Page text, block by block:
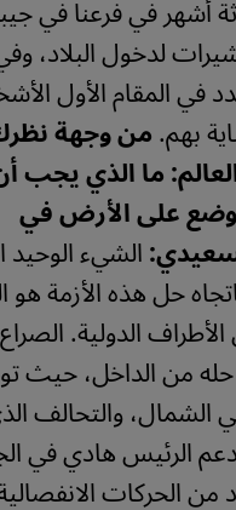
أشهر في فرعنا في
لدخول البلاد،
في المقام الأول
بهم.من وجهة
ما الذي
على الأرض في
الشيء الوحيد
حل هذه الأزمة
الدولية.
حله من الداخل، حيث
الشمال، والتحالف
الرئيس هادي في
من الحركات